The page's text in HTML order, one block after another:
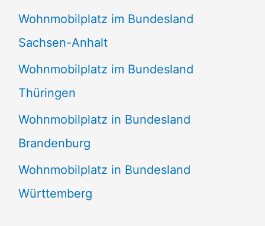
Wohnmobilplatz im Bundesland
Sachsen-Anhalt
Wohnmobilplatz im Bundesland
Thüringen
Wohnmobilplatz in Bundesland
Brandenburg
Wohnmobilplatz in Bundesland
Württemberg